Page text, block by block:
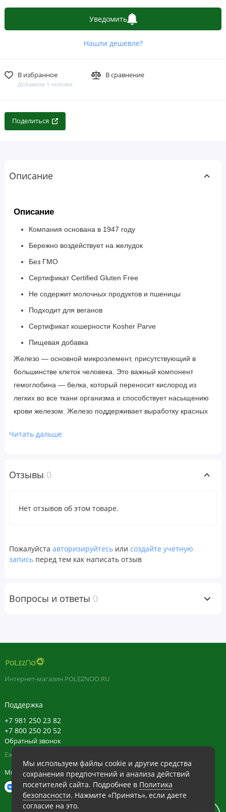
Уведомить
Нашли дешевле?
В избранное
Добавили 1 человек
В сравнение
Поделиться
Описание
Описание
Компания основана в 1947 году
Бережно воздействует на желудок
Без ГМО
Сертификат Certified Gluten Free
Не содержит молочных продуктов и пшеницы
Подходит для веганов
Сертификат кошерности Kosher Parve
Пищевая добавка
Железо — основной микроэлемент, присутствующий в
большинстве клеток человека. Это важный компонент
гемоглобина — белка, который переносит кислород из
легких во все ткани организма и способствует насыщению
крови железом. Железо поддерживает выработку красных
организме энергии. Данный препарат содержит
В качестве пищевой добавки для взрослых принимать по
растительная целлюлоза, растительная стеариновая
Не содержитглютена, пшеницы, молочных продуктов,
соя, дрожжей, сахара, натрия, искусственных
красителей.
Случайная передозировка продуктов, содержащих
железо, — основная причина отравлений со смертельным
недоступном для детей месте. В случае передозировки
немедленно обратиться к врачу или в токсикологический
центр.
Перед применением пищевых добавок во время
Читать дальше
Отзывы 0
Нет отзывов об этом товаре.
Пожалуйста авторизируйтесь или создайте учетную
запись перед тем как написать отзыв
Вопросы и ответы 0
Мы используем файлы cookie и другие средства
сохранения предпочтений и анализа действий
посетителей сайта. Подробнее в Политика
безопасности. Нажмите «Принять», если даете
согласие на это.
Интернет-магазин POLEZNOO.RU
Поддержка
+7 981 250 23 82
+7 800 250 20 52
Обратный звонок
Ежедневно в будние с 11:30 до 20:30, в выходные с 11:30 до 19:30
Мы в сети